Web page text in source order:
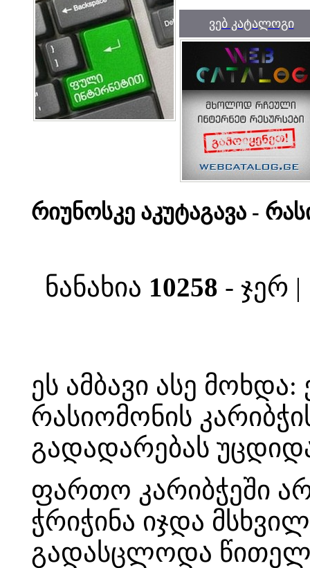
ვებ კატალოგი
რიუნოსკე აკუტაგავა -
ნანახია 10258 - ჯერ
ეს ამბავი ასე
რასიომონის
გადადარებას
ფართო კარიბჭეში
ჭრიჭინა იჯდა
გადასცლოდა